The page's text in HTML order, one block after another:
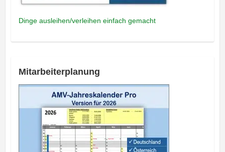
Dinge ausleihen/verleihen einfach gemacht
Mitarbeiterplanung